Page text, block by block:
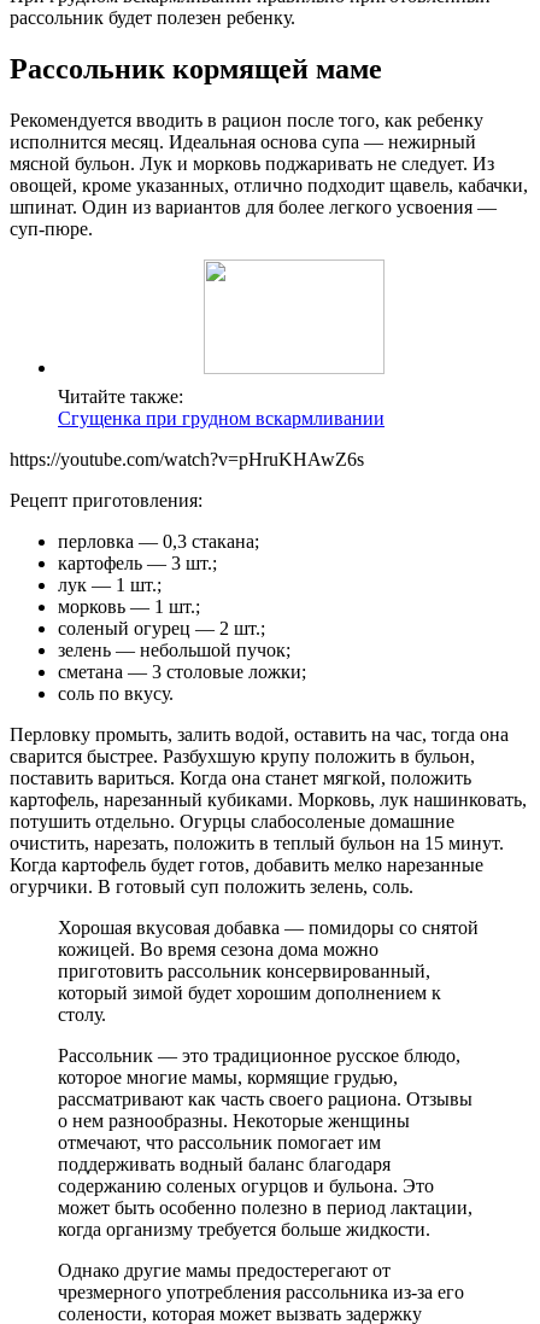
рассольник будет полезен ребенку.
Рассольник кормящей маме
Рекомендуется вводить в рацион после того, как ребенку
исполнится месяц. Идеальная основа супа — нежирный
мясной бульон. Лук и морковь поджаривать не следует. Из
овощей, кроме указанных, отлично подходит щавель, кабачки,
шпинат. Один из вариантов для более легкого усвоения —
суп-пюре.
Читайте также:
Сгущенка при грудном вскармливании
https://youtube.com/watch?v=pHruKHAwZ6s
Рецепт приготовления:
перловка — 0,3 стакана;
картофель — 3 шт.;
лук — 1 шт.;
морковь — 1 шт.;
соленый огурец — 2 шт.;
зелень — небольшой пучок;
сметана — 3 столовые ложки;
соль по вкусу.
Перловку промыть, залить водой, оставить на час, тогда она
сварится быстрее. Разбухшую крупу положить в бульон,
поставить вариться. Когда она станет мягкой, положить
картофель, нарезанный кубиками. Морковь, лук нашинковать,
потушить отдельно. Огурцы слабосоленые домашние
очистить, нарезать, положить в теплый бульон на 15 минут.
Когда картофель будет готов, добавить мелко нарезанные
огурчики. В готовый суп положить зелень, соль.
Хорошая вкусовая добавка — помидоры со снятой
кожицей. Во время сезона дома можно
приготовить рассольник консервированный,
который зимой будет хорошим дополнением к
столу.
Рассольник — это традиционное русское блюдо,
которое многие мамы, кормящие грудью,
рассматривают как часть своего рациона. Отзывы
о нем разнообразны. Некоторые женщины
отмечают, что рассольник помогает им
поддерживать водный баланс благодаря
содержанию соленых огурцов и бульона. Это
может быть особенно полезно в период лактации,
когда организму требуется больше жидкости.
Однако другие мамы предостерегают от
чрезмерного употребления рассольника из-за его
солености, которая может вызвать задержку